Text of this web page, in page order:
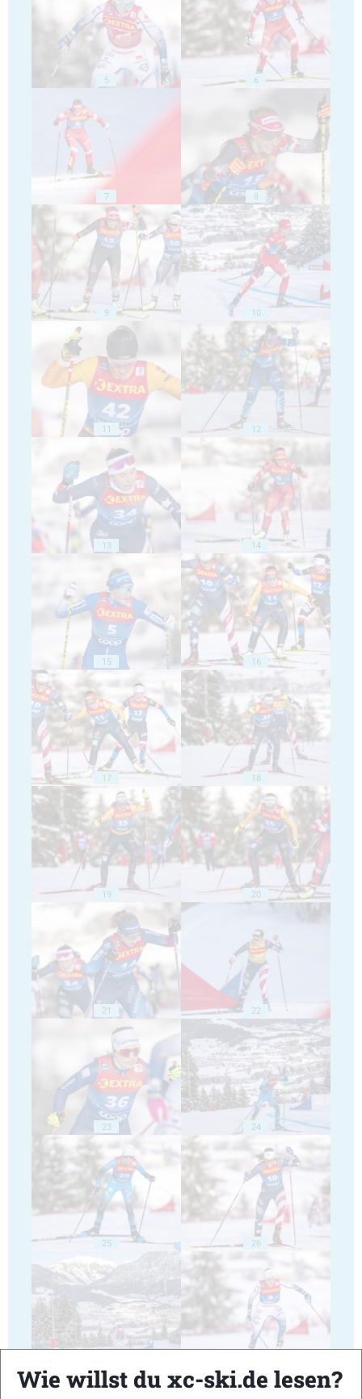
5 6
7 8
9 10
11 12
13 14
15 16
17 18
19 20
21 22
23 24
25 26
Wie willst du xc-ski.de lesen?